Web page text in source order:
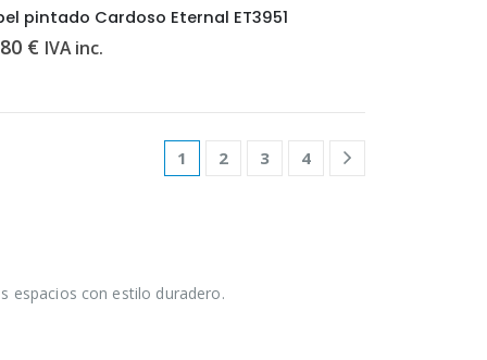
pintado Cardoso Eternal ET3951
€ IVA inc.
1 2 3 4
espacios con estilo duradero.